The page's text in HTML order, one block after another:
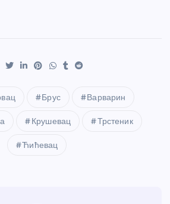
Брус Варварин
Крушевац Трстеник
Ћићевац